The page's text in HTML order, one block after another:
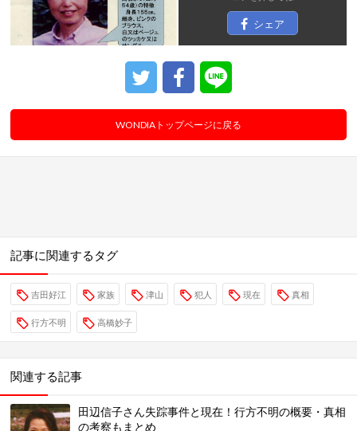
シェア
WONDIAトップページに戻る
記事に関連するタグ
吉田好江 家族 津山 犯人 現在 真相
行方不明 高橋妙子
関連する記事
田辺信子さん失踪事件と現在！行方不明の概要・真相
の考察もまとめ